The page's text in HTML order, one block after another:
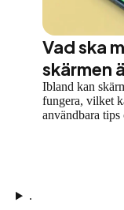
Vad ska
skärmen
Ibland kan
fungera, vilket
användbara
.